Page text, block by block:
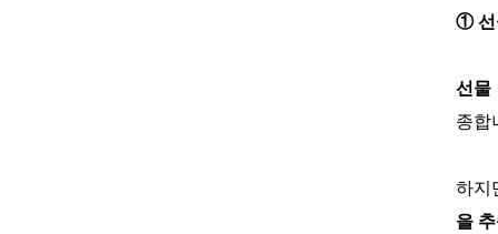
① 선
선물
종합
하지
을